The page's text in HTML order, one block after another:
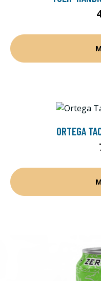
ORTEGA